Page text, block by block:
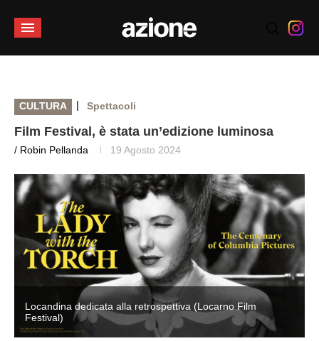
CULTURA | Spettacoli
Film Festival, è stata un’edizione luminosa
/ Robin Pellanda 19 Agosto 2024
Locandina dedicata alla retrospettiva (Locarno Film
Festival)